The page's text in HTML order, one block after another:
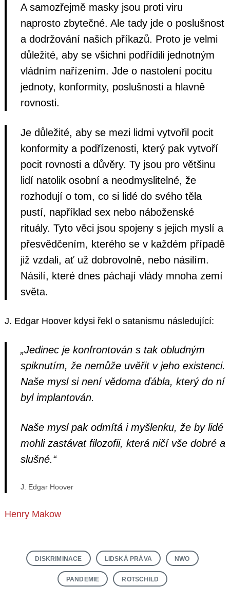
A samozřejmě masky jsou proti viru
naprosto zbytečné. Ale tady jde o poslušnost
a dodržování našich příkazů. Proto je velmi
důležité, aby se všichni podřídili jednotným
vládním nařízením. Jde o nastolení pocitu
jednoty, konformity, poslušnosti a hlavně
rovnosti.
Je důležité, aby se mezi lidmi vytvořil pocit
konformity a podřízenosti, který pak vytvoří
pocit rovnosti a důvěry. Ty jsou pro většinu
lidí natolik osobní a neodmyslitelné, že
rozhodují o tom, co si lidé do svého těla
pustí, například sex nebo náboženské
rituály. Tyto věci jsou spojeny s jejich myslí a
přesvědčením, kterého se v každém případě
již vzdali, ať už dobrovolně, nebo násilím.
Násilí, které dnes páchají vlády mnoha zemí
světa.
J. Edgar Hoover kdysi řekl o satanismu následující:
„Jedinec je konfrontován s tak obludným
spiknutím, že nemůže uvěřit v jeho existenci.
Naše mysl si není vědoma ďábla, který do ní
byl implantován.
Naše mysl pak odmítá i myšlenku, že by lidé
mohli zastávat filozofii, která ničí vše dobré a
slušné.“
J. Edgar Hoover
Henry Makow
DISKRIMINACE LIDSKÁ PRÁVA NWO
PANDEMIE ROTSCHILD